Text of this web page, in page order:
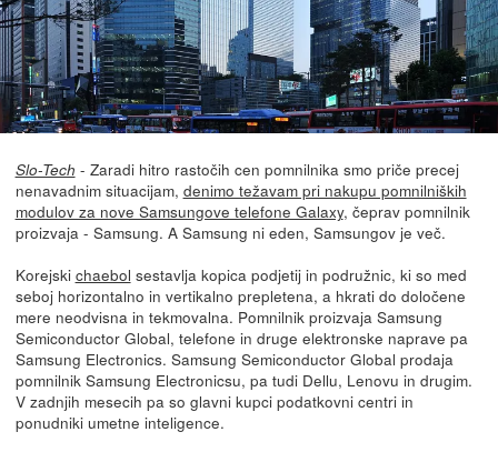
Slo-Tech - Zaradi hitro rastočih cen pomnilnika smo priče precej
nenavadnim situacijam, denimo težavam pri nakupu pomnilniških
modulov za nove Samsungove telefone Galaxy, čeprav pomnilnik
proizvaja - Samsung. A Samsung ni eden, Samsungov je več.
Korejski chaebol sestavlja kopica podjetij in podružnic, ki so med
seboj horizontalno in vertikalno prepletena, a hkrati do določene
mere neodvisna in tekmovalna. Pomnilnik proizvaja Samsung
Semiconductor Global, telefone in druge elektronske naprave pa
Samsung Electronics. Samsung Semiconductor Global prodaja
pomnilnik Samsung Electronicsu, pa tudi Dellu, Lenovu in drugim.
V zadnjih mesecih pa so glavni kupci podatkovni centri in
ponudniki umetne inteligence.